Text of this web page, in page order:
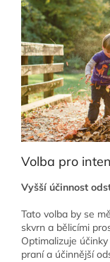
Volba pro
Vyšší účinnost
Tato volba by se
skvrn a bělicími
Optimalizuje
praní a účinnější